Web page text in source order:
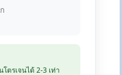
ตรเจนได้ 2-3 เท่า